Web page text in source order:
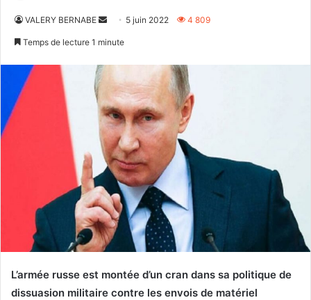
VALERY BERNABE
Envoyer5 juin 2022 4 809
Temps de lecture 1 minute
L’armée russe est montée d’un cran dans sa politique de
dissuasion militaire contre les envois de matériel